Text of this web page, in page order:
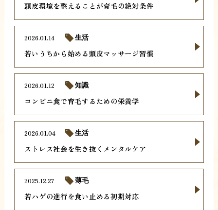
頭皮環境を整えることが育毛の絶対条件
若いうちから始める頭皮マッサージ習慣
2026.01.14 生活
コンビニ食で育毛するための栄養学
2026.01.12 知識
ストレス社会を生き抜くメンタルケア
2026.01.04 生活
若ハゲの進行を食い止める初期対応
2025.12.27 薄毛